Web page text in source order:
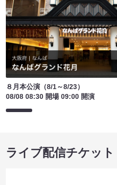
８月本公演（8/1～8/23）
08/08 08:30 開場 09:00 開演
ライブ配信チケット